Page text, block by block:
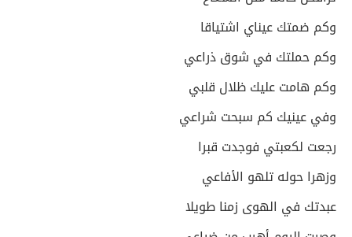
وكم ضمتك عيناي اشتياقا
وكم حملتك في شوق ذراعي
وكم هامت عليك ظلال قلبي
وفي عينيك كم سبحت شراعي
رجعت لكعبتي فوجدت قبرا
وزهرا حوله تلهو الأفاعي
عبدتك في الهوى زمنا طويلا